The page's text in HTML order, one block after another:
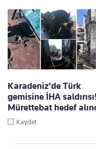
Karadeniz'de Türk
gemisine İHA saldırısı!
Mürettebat hedef
Kaydet